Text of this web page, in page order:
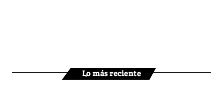
Lo más reciente